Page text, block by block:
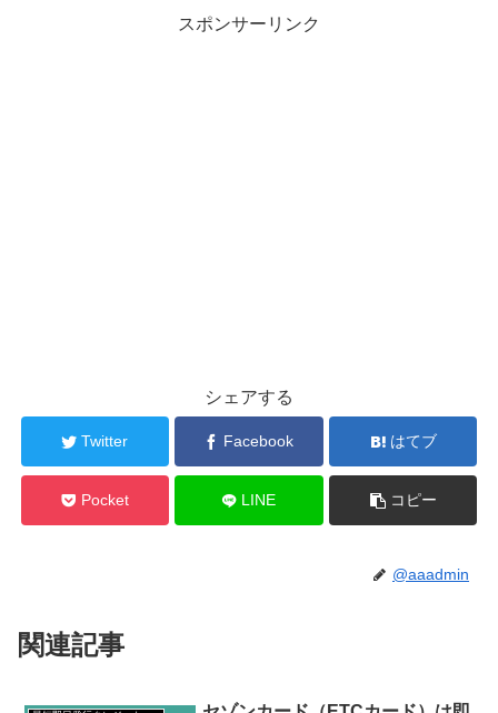
スポンサーリンク
シェアする
Twitter Facebook はてブ
Pocket LINE コピー
@aaadmin
関連記事